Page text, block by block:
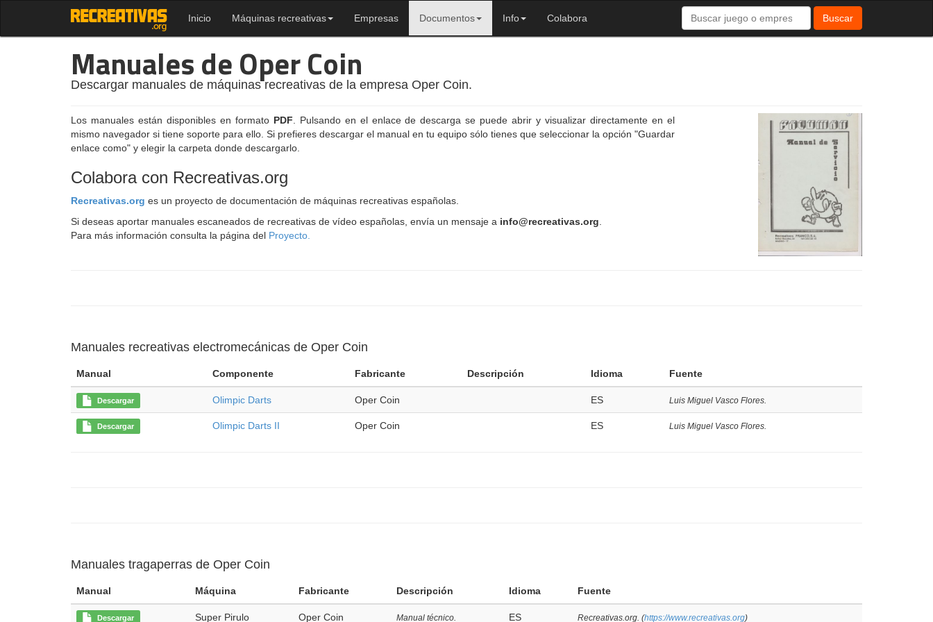
Inicio Máquinas recreativas Empresas Documentos Info Colabora Buscar
Manuales de Oper Coin
Descargar manuales de máquinas recreativas de la empresa Oper Coin.
Los manuales están disponibles en formato PDF . Pulsando en el enlace de descarga se puede abrir y visualizar directamente en el
mismo navegador si tiene soporte para ello. Si prefieres descargar el manual en tu equipo sólo tienes que seleccionar la opción "Guardar
enlace como" y elegir la carpeta donde descargarlo.
Colabora con Recreativas.org
Recreativas.org es un proyecto de documentación de máquinas recreativas españolas.
Si deseas aportar manuales escaneados de recreativas de vídeo españolas, envía un mensaje a info@recreativas.org
Para más información consulta la página del Proyecto.
Manuales recreativas electromecánicas de Oper Coin
Manual Componente Fabricante Descripción Idioma Fuente
Descargar Olimpic Darts Oper Coin ES Luis Miguel Vasco Flores.
Descargar Olimpic Darts II Oper Coin ES Luis Miguel Vasco Flores.
Manuales tragaperras de Oper Coin
Manual Máquina Fabricante Descripción Idioma Fuente
Descargar Super Pirulo Oper Coin Manual técnico. ES Recreativas.org. (https://www.recreativas.org)